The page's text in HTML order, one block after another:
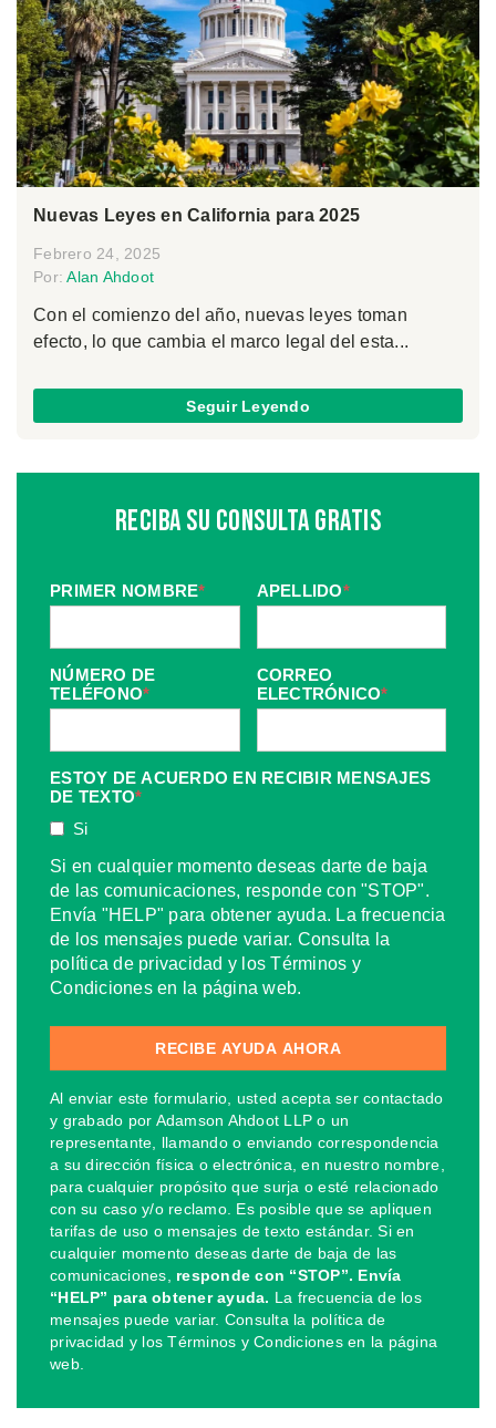
Nuevas Leyes en California para 2025
Febrero 24, 2025
Por:Alan Ahdoot
Con el comienzo del año, nuevas leyes toman
efecto, lo que cambia el marco legal del esta...
Seguir Leyendo
Reciba Su Consulta Gratis
PRIMER NOMBRE* APELLIDO*
NÚMERO DE
TELÉFONO*
CORREO
ELECTRÓNICO*
ESTOY DE ACUERDO EN RECIBIR MENSAJES
DE TEXTO*
Si
Si en cualquier momento deseas darte de baja
de las comunicaciones, responde con "STOP".
Envía "HELP" para obtener ayuda. La frecuencia
de los mensajes puede variar. Consulta la
política de privacidad y los Términos y
Condiciones en la página web.
Al enviar este formulario, usted acepta ser contactado
y grabado por Adamson Ahdoot LLP o un
representante, llamando o enviando correspondencia
a su dirección física o electrónica, en nuestro nombre,
para cualquier propósito que surja o esté relacionado
con su caso y/o reclamo. Es posible que se apliquen
tarifas de uso o mensajes de texto estándar. Si en
cualquier momento deseas darte de baja de las
comunicaciones, responde con “STOP”. Envía
“HELP” para obtener ayuda. La frecuencia de los
mensajes puede variar. Consulta la política de
privacidad y los Términos y Condiciones en la página
web.